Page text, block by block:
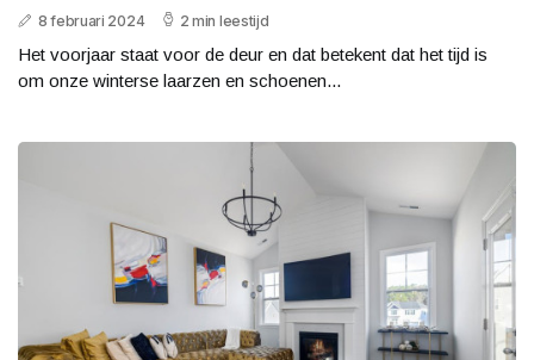
8 februari 2024 2 min leestijd
Het voorjaar staat voor de deur en dat betekent dat het tijd is
om onze winterse laarzen en schoenen...